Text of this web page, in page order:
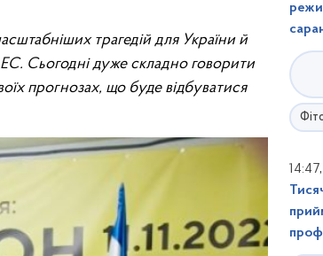
трагедій для України й
Сьогодні дуже складно говорити
прогнозах, що буде відбуватися
14:47,